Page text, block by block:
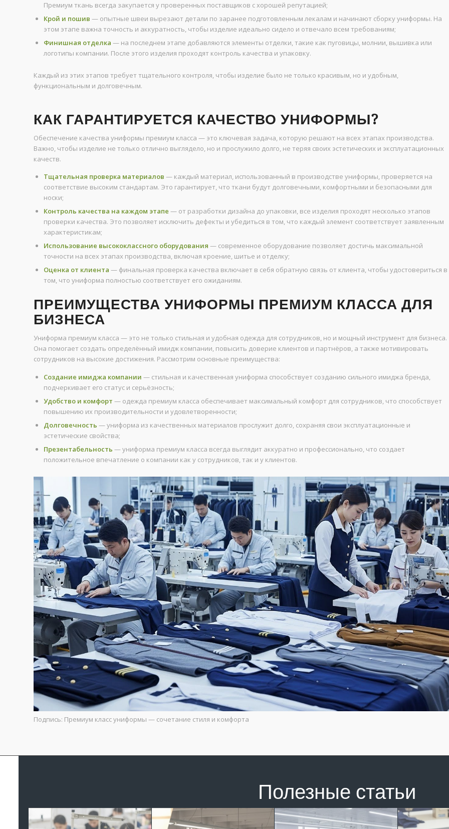
Премиум ткань всегда закупается у проверенных поставщиков с хорошей репутацией;
Крой и пошив — опытные швеи вырезают детали по заранее подготовленным лекалам и начинают сборку униформы. На
этом этапе важна точность и аккуратность, чтобы изделие идеально сидело и отвечало всем требованиям;
Финишная отделка — на последнем этапе добавляются элементы отделки, такие как пуговицы, молнии, вышивка или
логотипы компании. После этого изделия проходят контроль качества и упаковку.
Каждый из этих этапов требует тщательного контроля, чтобы изделие было не только красивым, но и удобным,
функциональным и долговечным.
КАК ГАРАНТИРУЕТСЯ КАЧЕСТВО УНИФОРМЫ?
Обеспечение качества униформы премиум класса — это ключевая задача, которую решают на всех этапах производства.
Важно, чтобы изделие не только отлично выглядело, но и прослужило долго, не теряя своих эстетических и эксплуатационных
качеств.
Тщательная проверка материалов — каждый материал, использованный в производстве униформы, проверяется на
соответствие высоким стандартам. Это гарантирует, что ткани будут долговечными, комфортными и безопасными для
носки;
Контроль качества на каждом этапе — от разработки дизайна до упаковки, все изделия проходят несколько этапов
проверки качества. Это позволяет исключить дефекты и убедиться в том, что каждый элемент соответствует заявленным
характеристикам;
Использование высококлассного оборудования — современное оборудование позволяет достичь максимальной
точности на всех этапах производства, включая кроение, шитье и отделку;
Оценка от клиента — финальная проверка качества включает в себя обратную связь от клиента, чтобы удостовериться в
том, что униформа полностью соответствует его ожиданиям.
ПРЕИМУЩЕСТВА УНИФОРМЫ ПРЕМИУМ КЛАССА ДЛЯ
БИЗНЕСА
Униформа премиум класса — это не только стильная и удобная одежда для сотрудников, но и мощный инструмент для бизнеса.
Она помогает создать определённый имидж компании, повысить доверие клиентов и партнёров, а также мотивировать
сотрудников на высокие достижения. Рассмотрим основные преимущества:
Создание имиджа компании — стильная и качественная униформа способствует созданию сильного имиджа бренда,
подчеркивает его статус и серьёзность;
Удобство и комфорт — одежда премиум класса обеспечивает максимальный комфорт для сотрудников, что способствует
повышению их производительности и удовлетворенности;
Долговечность — униформа из качественных материалов прослужит долго, сохраняя свои эксплуатационные и
эстетические свойства;
Презентабельность — униформа премиум класса всегда выглядит аккуратно и профессионально, что создает
положительное впечатление о компании как у сотрудников, так и у клиентов.
Подпись: Премиум класс униформы — сочетание стиля и комфорта
Полезные статьи